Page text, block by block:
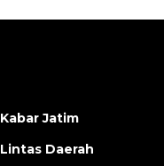
Kabar Jatim
Lintas Daerah